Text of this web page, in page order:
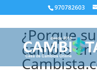
970782603
¿Porque
cambio en